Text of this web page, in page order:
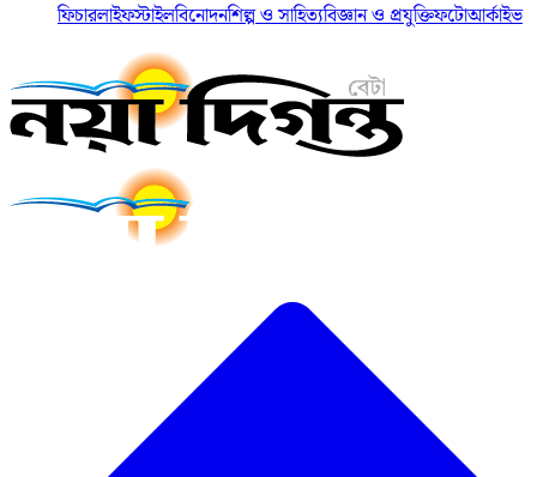
ফিচারলাইফস্টাইলবিনোদনশিল্প ও সাহিত্যবিজ্ঞান ও প্রযুক্তিফটোআর্কাইভ